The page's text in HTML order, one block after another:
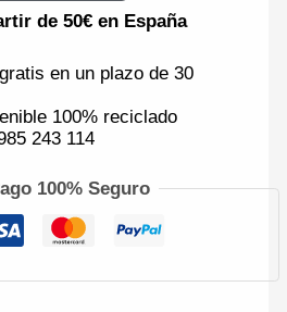
de 50€ en España
en un plazo de 30
100% reciclado
243 114
100% Seguro